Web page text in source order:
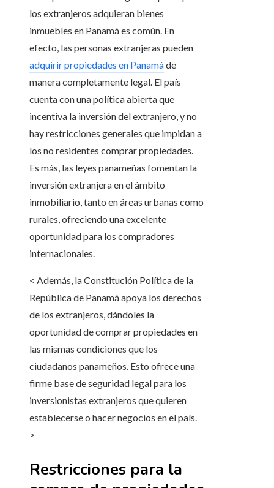
los extranjeros adquieran bienes
inmuebles en Panamá es común. En
efecto, las personas extranjeras pueden
adquirir propiedades en Panamáde
manera completamente legal. El país
cuenta con una política abierta que
incentiva la inversión del extranjero, y no
hay restricciones generales que impidan a
los no residentes comprar propiedades.
Es más, las leyes panameñas fomentan la
inversión extranjera en el ámbito
inmobiliario, tanto en áreas urbanas como
rurales, ofreciendo una excelente
oportunidad para los compradores
internacionales.
< Además, la Constitución Política de la
República de Panamá apoya los derechos
de los extranjeros, dándoles la
oportunidad de comprar propiedades en
las mismas condiciones que los
ciudadanos panameños. Esto ofrece una
firme base de seguridad legal para los
inversionistas extranjeros que quieren
establecerse o hacer negocios en el país.
>
Restricciones para la